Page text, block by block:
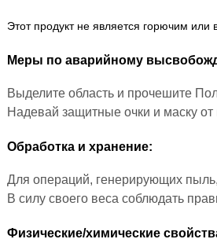
Этот продукт не является горючим
Меры по аварийному
Выделите область и прочешите
Надевай защитные очки и маску
Обработка и хранение:
Для операций, генерирующих
В силу своего веса соблюдать
Физические/химические